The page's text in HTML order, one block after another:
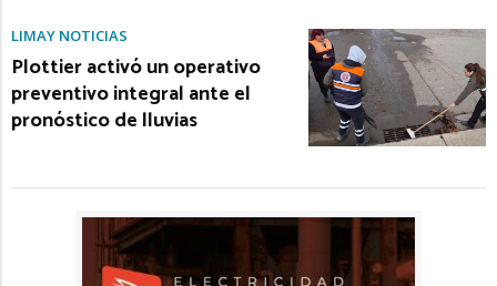
LIMAY NOTICIAS
Plottier activó un operativo
preventivo integral ante el
pronóstico de lluvias